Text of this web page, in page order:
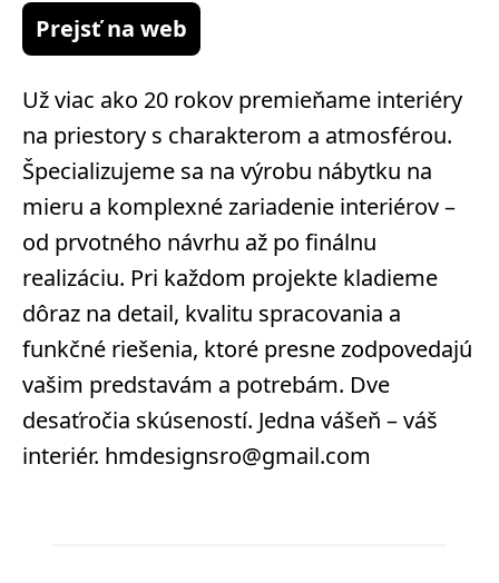
Prejsť na web
Už viac ako 20 rokov premieňame interiéry
na priestory s charakterom a atmosférou.
Špecializujeme sa na výrobu nábytku na
mieru a komplexné zariadenie interiérov –
od prvotného návrhu až po finálnu
realizáciu. Pri každom projekte kladieme
dôraz na detail, kvalitu spracovania a
funkčné riešenia, ktoré presne zodpovedajú
vašim predstavám a potrebám. Dve
desaťročia skúseností. Jedna vášeň – váš
interiér. hmdesignsro@gmail.com